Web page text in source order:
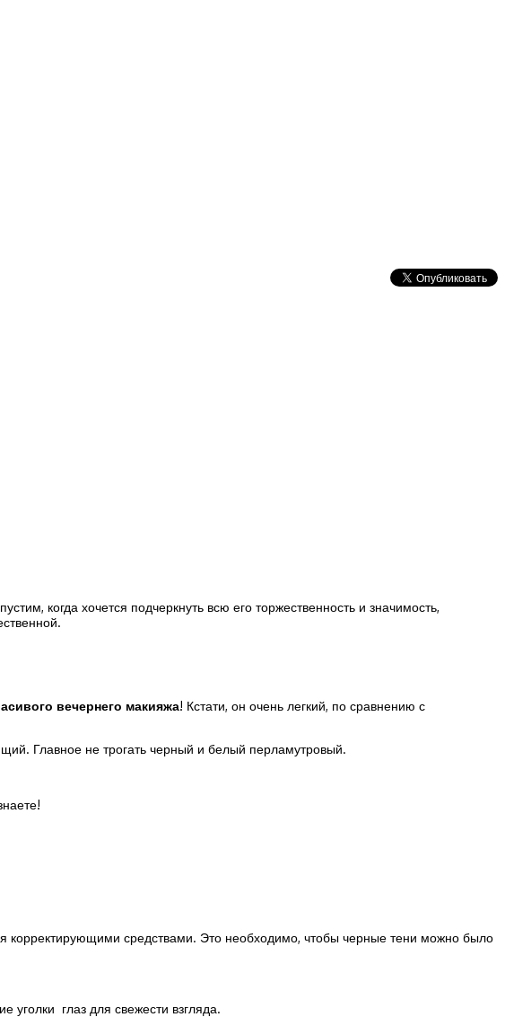
когда хочется подчеркнуть всю его торжественность и значимость,
вечернего макияжа! Кстати, он очень легкий, по сравнению с
Главное не трогать черный и белый перламутровый.
корректирующими средствами. Это необходимо, чтобы черные тени можно было
уголки глаз для свежести взгляда.